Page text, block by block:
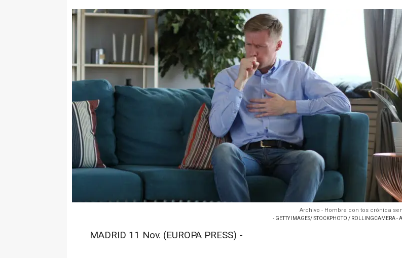
Archivo - Hombre con tos crónica
- GETTY IMAGES/ISTOCKPHOTO / ROLLINGCAMERA -
MADRID 11 Nov. (EUROPA PRESS) -